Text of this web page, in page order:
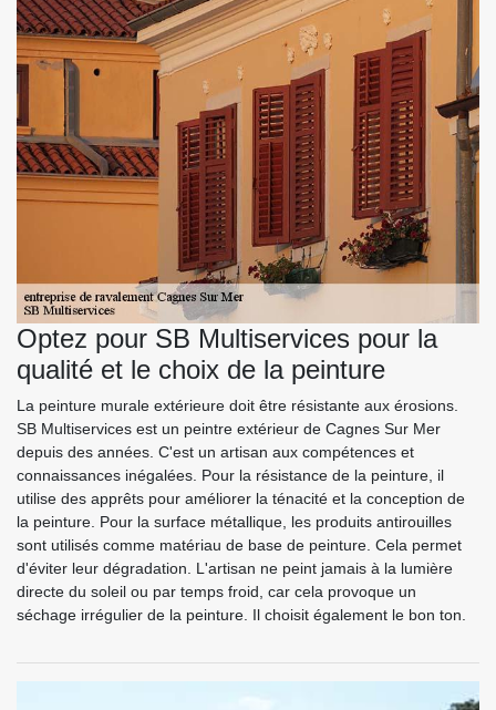
Optez pour SB Multiservices pour la
qualité et le choix de la peinture
La peinture murale extérieure doit être résistante aux érosions.
SB Multiservices est un peintre extérieur de Cagnes Sur Mer
depuis des années. C'est un artisan aux compétences et
connaissances inégalées. Pour la résistance de la peinture, il
utilise des apprêts pour améliorer la ténacité et la conception de
la peinture. Pour la surface métallique, les produits antirouilles
sont utilisés comme matériau de base de peinture. Cela permet
d'éviter leur dégradation. L'artisan ne peint jamais à la lumière
directe du soleil ou par temps froid, car cela provoque un
séchage irrégulier de la peinture. Il choisit également le bon ton.